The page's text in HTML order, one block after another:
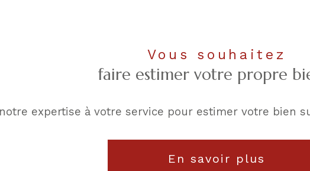
Vous souhaitez
faire estimer votre propre
expertise à votre service pour estimer votre bien
En savoir plus